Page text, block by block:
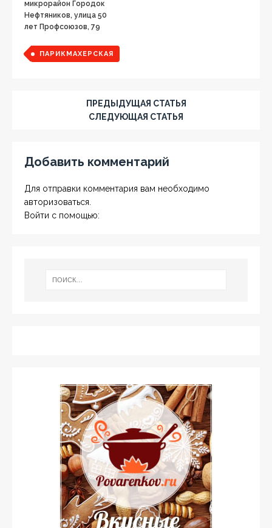
микрорайон Городок
Нефтяников, улица 50
лет Профсоюзов, 79
ПАРИКМАХЕРСКАЯ
ПРЕДЫДУЩАЯ СТАТЬЯ
СЛЕДУЮЩАЯ СТАТЬЯ
Добавить комментарий
Для отправки комментария вам необходимо
авторизоваться
Войти с помощью: